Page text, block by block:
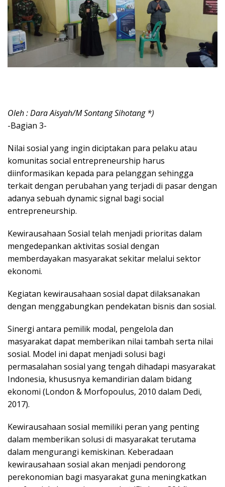
Oleh : Dara Aisyah/M Sontang Sihotang *)
-Bagian 3-
Nilai sosial yang ingin diciptakan para pelaku atau
komunitas social entrepreneurship harus
diinformasikan kepada para pelanggan sehingga
terkait dengan perubahan yang terjadi di pasar dengan
adanya sebuah dynamic signal bagi social
entrepreneurship.
Kewirausahaan Sosial telah menjadi prioritas dalam
mengedepankan aktivitas sosial dengan
memberdayakan masyarakat sekitar melalui sektor
ekonomi.
Kegiatan kewirausahaan sosial dapat dilaksanakan
dengan menggabungkan pendekatan bisnis dan sosial.
Sinergi antara pemilik modal, pengelola dan
masyarakat dapat memberikan nilai tambah serta nilai
sosial. Model ini dapat menjadi solusi bagi
permasalahan sosial yang tengah dihadapi masyarakat
Indonesia, khususnya kemandirian dalam bidang
ekonomi (London & Morfopoulus, 2010 dalam Dedi,
2017).
Kewirausahaan sosial memiliki peran yang penting
dalam memberikan solusi di masyarakat terutama
dalam mengurangi kemiskinan. Keberadaan
kewirausahaan sosial akan menjadi pendorong
perekonomian bagi masyarakat guna meningkatkan